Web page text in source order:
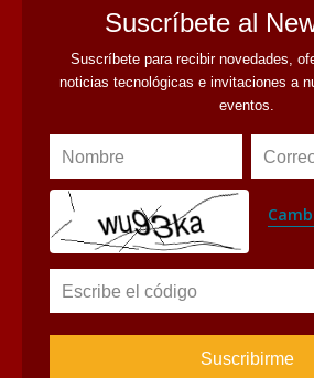
avaliant
Suscríbete al
noticias tecnológicas e invitaciones a